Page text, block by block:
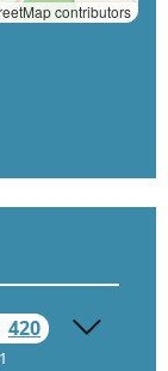
contributors
420